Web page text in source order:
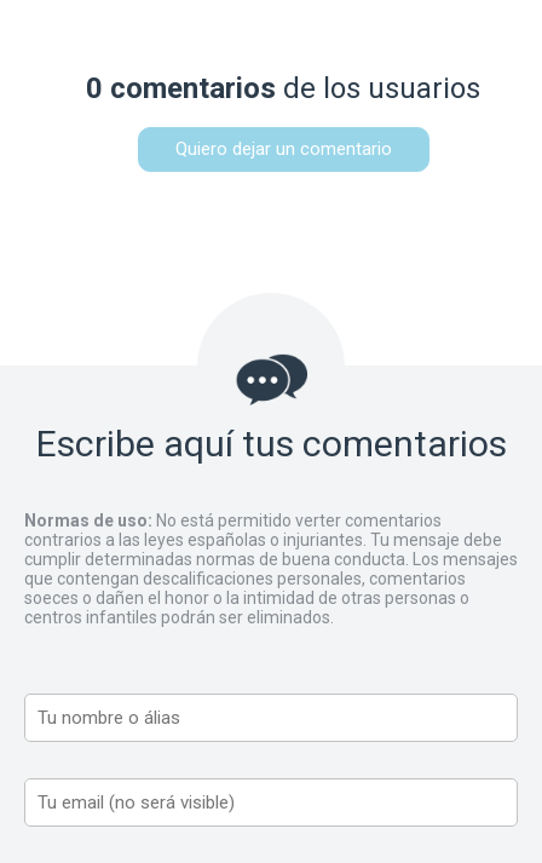
0 comentarios de los usuarios
Quiero dejar un comentario
Escribe aquí tus comentarios
Normas de uso: No está permitido verter comentarios
contrarios a las leyes españolas o injuriantes. Tu mensaje debe
cumplir determinadas normas de buena conducta. Los mensajes
que contengan descalificaciones personales, comentarios
soeces o dañen el honor o la intimidad de otras personas o
centros infantiles podrán ser eliminados.